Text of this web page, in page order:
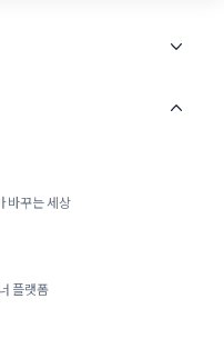
바꾸는 세상
플랫폼